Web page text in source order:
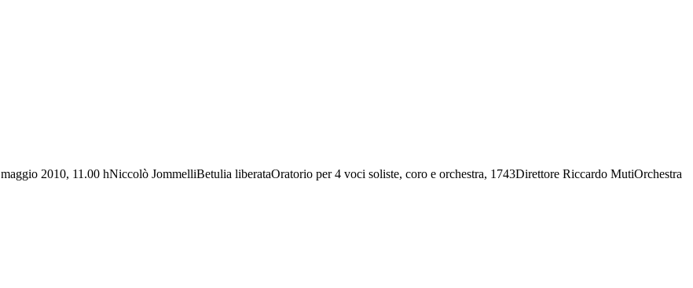
2010, 11.00 hNiccolò JommelliBetulia liberataOratorio per 4 voci soliste, coro e orchestra, 1743Direttore Riccardo MutiOrchestra